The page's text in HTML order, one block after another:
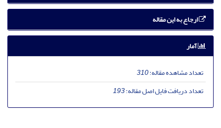
ارجاع به این مقاله
آمار
تعداد مشاهده مقاله:310
تعداد دریافت فایل اصل مقاله:193